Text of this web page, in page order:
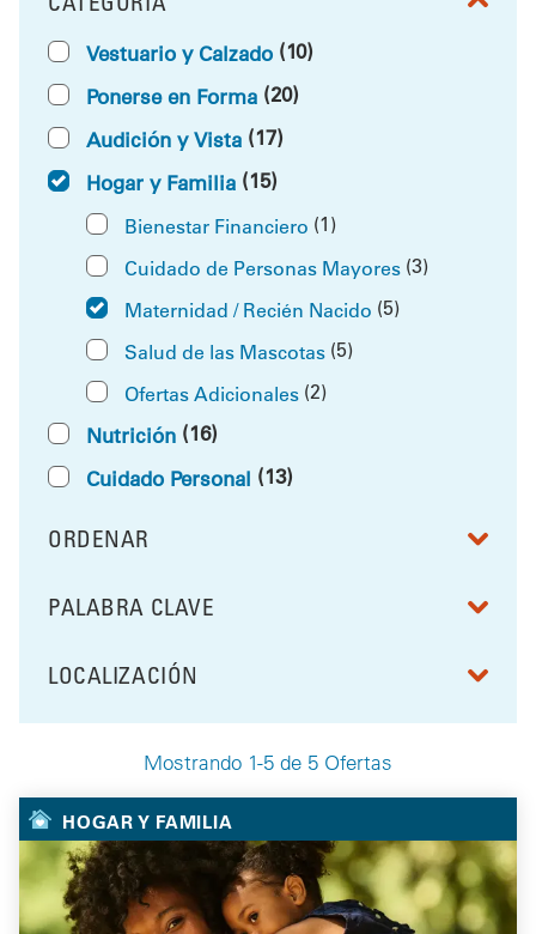
Mostrando 1-5 de 5 Ofertas
FILTRAR POR
Vestuario y Calzado (10)
Ponerse en Forma (20)
Audición y Vista (17)
Hogar y Familia (15)
Bienestar Financiero (1)
Cuidado de Personas Mayores (3)
Maternidad / Recién Nacido (5)
Salud de las Mascotas (5)
Ofertas Adicionales (2)
Nutrición (16)
Cuidado Personal (13)
ORDENAR
RESULTS BY
FILTRAR POR
PALABRA CLAVE
FILTRAR POR
LOCALIZACIÓN
Your Selected Deals
HOGAR Y FAMILIA